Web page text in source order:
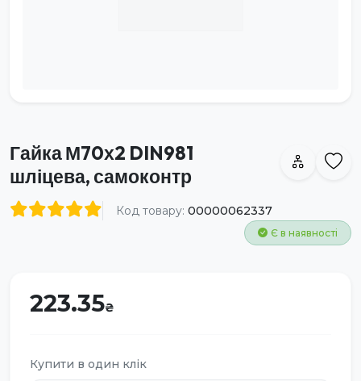
Гайка М70х2 DIN981
шліцева, самоконтр
Код товару: 00000062337
Є в наявності
223.35
Купити в один клік